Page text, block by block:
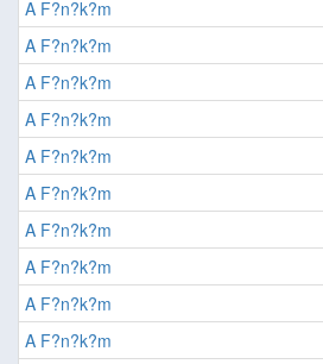
A F?n?k?m
A F?n?k?m
A F?n?k?m
A F?n?k?m
A F?n?k?m
A F?n?k?m
A F?n?k?m
A F?n?k?m
A F?n?k?m
A F?n?k?m